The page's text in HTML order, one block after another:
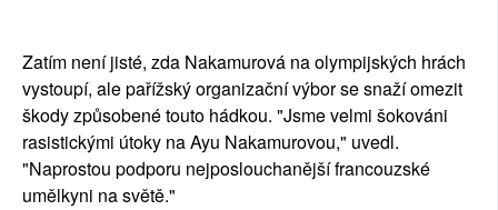
Zatím není jisté, zda Nakamurová na olympijských hrách
vystoupí, ale pařížský organizační výbor se snaží omezit
škody způsobené touto hádkou. "Jsme velmi šokováni
rasistickými útoky na Ayu Nakamurovou," uvedl.
"Naprostou podporu nejposlouchanější francouzské
umělkyni na světě."